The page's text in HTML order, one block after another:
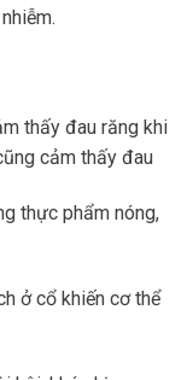
thấy đau răng khi
cảm thấy đau
thực phẩm nóng,
ở cổ khiến cơ thể